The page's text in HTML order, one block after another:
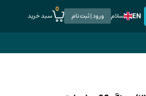
EN سلام ورود | ثبت نام
0
سبد خرید